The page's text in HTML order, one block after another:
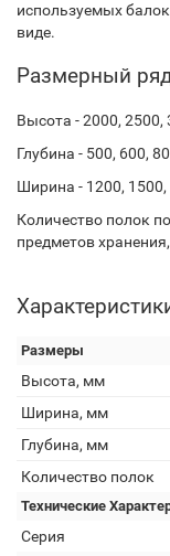
используемых
виде.
Размерный
Высота - 2000, 2500,
Глубина - 500, 600,
Ширина - 1200, 1500,
Количество полок
предметов
Размеры
Высота, мм
Ширина, мм
Глубина, мм
Количество полок
Технические
Серия